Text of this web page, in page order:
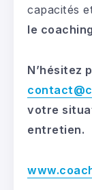
capacités
le
N’hésitez
votre
entretien.